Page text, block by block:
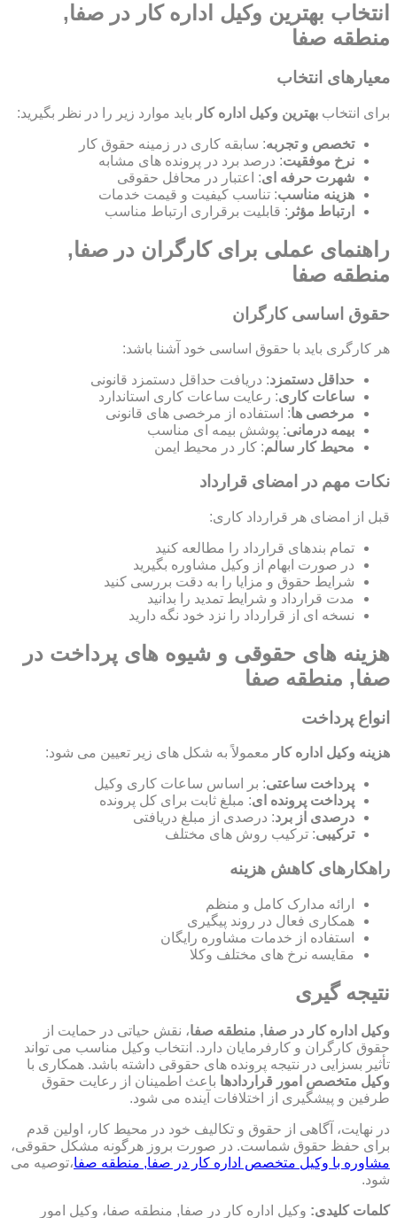
انتخاب بهترین وکیل اداره کار در صفا,
منطقه صفا
معیارهای انتخاب
برای انتخاب بهترین وکیل اداره کار باید موارد زیر را در نظر بگیرید:
تخصص و تجربه: سابقه کاری در زمینه حقوق کار
نرخ موفقیت: درصد برد در پرونده های مشابه
شهرت حرفه ای: اعتبار در محافل حقوقی
هزینه مناسب: تناسب کیفیت و قیمت خدمات
ارتباط مؤثر : قابلیت برقراری ارتباط مناسب
راهنمای عملی برای کارگران در صفا,
منطقه صفا
حقوق اساسی کارگران
هر کارگری باید با حقوق اساسی خود آشنا باشد:
حداقل دستمزد: دریافت حداقل دستمزد قانونی
ساعات کاری: رعایت ساعات کاری استاندارد
مرخصی ها: استفاده از مرخصی های قانونی
بیمه درمانی: پوشش بیمه ای مناسب
محیط کار سالم: کار در محیط ایمن
نکات مهم در امضای قرارداد
قبل از امضای هر قرارداد کاری:
تمام بندهای قرارداد را مطالعه کنید
در صورت ابهام از وکیل مشاوره بگیرید
شرایط حقوق و مزایا را به دقت بررسی کنید
مدت قرارداد و شرایط تمدید را بدانید
نسخه ای از قرارداد را نزد خود نگه دارید
هزینه های حقوقی و شیوه های پرداخت در
صفا, منطقه صفا
انواع پرداخت
هزینه وکیل اداره کار معمولاً به شکل های زیر تعیین می شود:
پرداخت ساعتی: بر اساس ساعات کاری وکیل
پرداخت پرونده ای: مبلغ ثابت برای کل پرونده
درصدی از برد: درصدی از مبلغ دریافتی
ترکیبی: ترکیب روش های مختلف
راهکارهای کاهش هزینه
ارائه مدارک کامل و منظم
همکاری فعال در روند پیگیری
استفاده از خدمات مشاوره رایگان
مقایسه نرخ های مختلف وکلا
نتیجه گیری
وکیل اداره کار در صفا, منطقه صفا، نقش حیاتی در حمایت از
حقوق کارگران و کارفرمایان دارد. انتخاب وکیل مناسب می تواند
تأثیر بسزایی در نتیجه پرونده های حقوقی داشته باشد. همکاری با
وکیل متخصص امور قراردادها باعث اطمینان از رعایت حقوق
طرفین و پیشگیری از اختلافات آینده می شود.
در نهایت، آگاهی از حقوق و تکالیف خود در محیط کار، اولین قدم
برای حفظ حقوق شماست. در صورت بروز هرگونه مشکل حقوقی،
مشاوره با وکیل متخصص اداره کار در صفا, منطقه صفا،توصیه می
شود.
کلمات کلیدی: وکیل اداره کار در صفا, منطقه صفا، وکیل امور